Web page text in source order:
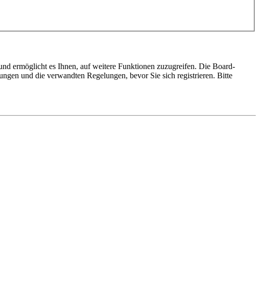
ermöglicht es Ihnen, auf weitere Funktionen zuzugreifen. Die Board-
und die verwandten Regelungen, bevor Sie sich registrieren. Bitte